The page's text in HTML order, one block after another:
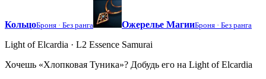
КольцоБроня · Без ранга Ожерелье МагииБроня · Без ранга
Light of Elcardia · L2 Essence Samurai
Хочешь «Хлопковая Туника»? Добудь его на Light of Elcardia